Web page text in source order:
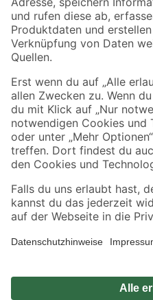
Zahlungsarten
Sicher einkaufen
Jetzt die toom-App
Alle Preisangaben in EUR inkl. gesetzl.
Umständen nicht in allen Märkten verfügbar.
Produkte nur solange der Vorrat reicht.
*Paketversand ab 59 € versandkostenfrei,
Privatsphäre